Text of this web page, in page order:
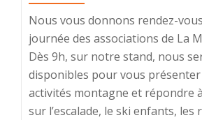
Nous vous donnons rendez-
journée des associations de La
Dès 9h, sur notre stand, nous
disponibles pour vous
activités montagne et répondre
sur l’escalade, le ski enfants, les